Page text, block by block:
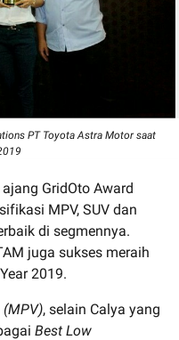
PT Toyota Astra Motor saat
GridOto Award
MPV, SUV dan
di segmennya.
juga sukses meraih
2019.
, selain Calya yang
Best Low